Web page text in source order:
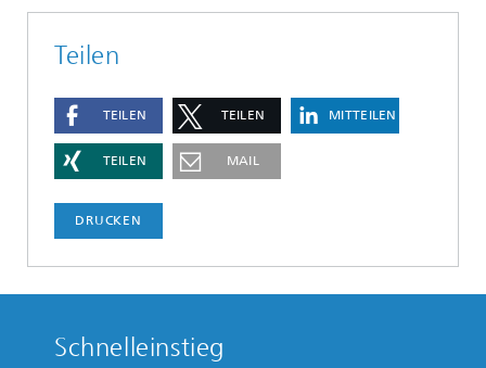
Teilen
TEILEN TEILEN MITTEILEN
TEILEN MAIL
DRUCKEN
Schnelleinstieg